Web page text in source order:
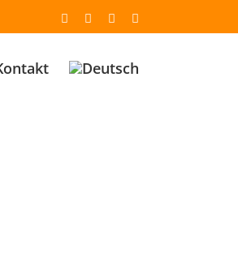
Email FacebookYouTube